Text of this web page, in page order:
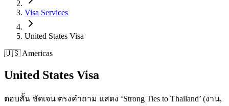
Visa Services
United States Visa
🇺🇸 Americas
United States Visa
ตอบสั้น ชัดเจน ตรงคำถาม แสดง ‘Strong Ties to Thailand’ (งาน,